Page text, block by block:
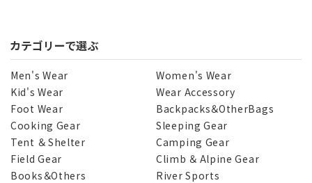
カテゴリーで選ぶ
Men's Wear
Women's Wear
Kid's Wear
Wear Accessory
Foot Wear
Backpacks＆OtherBags
Cooking Gear
Sleeping Gear
Tent ＆ Shelter
Camping Gear
Field Gear
Climb ＆ Alpine Gear
Books＆Others
River Sports